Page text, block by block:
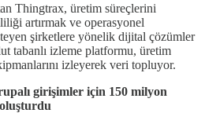
Thingtrax, üretim süreçlerini
artırmak ve operasyonel
şirketlere yönelik dijital çözümler
tabanlı izleme platformu, üretim
izleyerek veri topluyor.
girişimler için 150 milyon